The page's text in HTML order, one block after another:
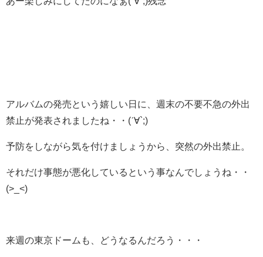
アルバムの発売という嬉しい日に、週末の不要不急の外出
禁止が発表されましたね・・(ˊ∀`;)
予防をしながら気を付けましょうから、突然の外出禁止。
それだけ事態が悪化しているという事なんでしょうね・・
(>_<)
来週の東京ドームも、どうなるんだろう・・・